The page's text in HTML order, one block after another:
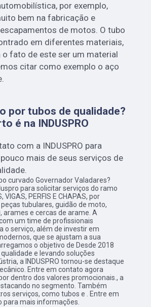
por exemplo,
bem na fabricação e
de motos. O tubo
em diferentes materiais,
fato de este ser um material
citar como exemplo o aço
por tubos de qualidade?
é na INDUSPRO
com a INDUSPRO para
mais de seus serviços de
curvado Governador Valadares?
para solicitar serviços do ramo
VIGAS, PERFIS E CHAPAS, por
tubulares, guidão de moto,
arames e cercas de arame. A
um time de profissionais
o serviço, além de investir em
que se ajustam a sua
o objetivo de Desde 2018
e levando soluções
a INDUSPRO tornou-se destaque
Entre em contato agora
dentro dos valores promocionais., a
no segmento. Também
serviços, como tubos e . Entre em
para mais informações.